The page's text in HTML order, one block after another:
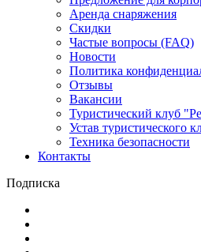
Аренда снаряжения
Скидки
Частые вопросы (FAQ)
Новости
Политика
Отзывы
Вакансии
Туристический клуб
Устав туристического
Техника безопасности
Контакты
Подписка